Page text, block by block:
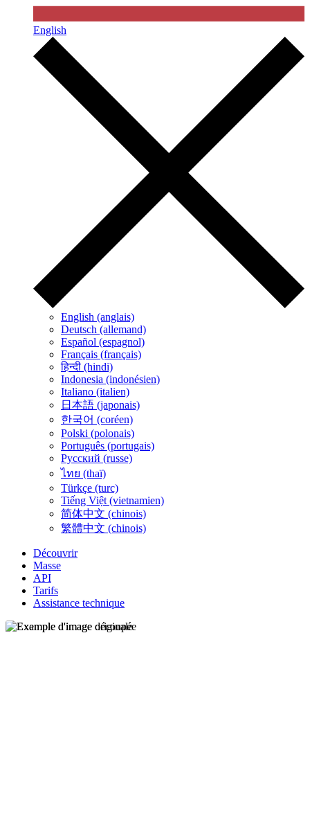
English
English (anglais)
Deutsch (allemand)
Español (espagnol)
Français (français)
हिन्दी (hindi)
Indonesia (indonésien)
Italiano (italien)
日本語 (japonais)
한국어 (coréen)
Polski (polonais)
Português (portugais)
Русский (russe)
ไทย (thaï)
Türkçe (turc)
Tiếng Việt (vietnamien)
简体中文 (chinois)
繁體中文 (chinois)
Découvrir
Masse
API
Tarifs
Assistance technique